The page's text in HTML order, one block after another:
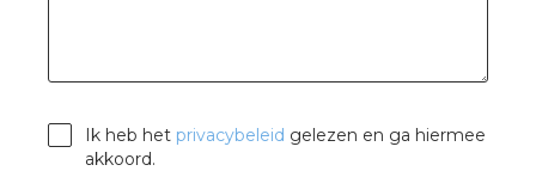
Ik heb het privacybeleid gelezen en ga hiermee
akkoord.